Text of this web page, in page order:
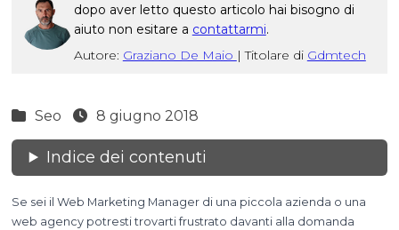
dopo aver letto questo articolo hai bisogno di
aiuto non esitare a contattarmi.
Autore: Graziano De Maio | Titolare di Gdmtech
Seo 8 giugno 2018
Indice dei contenuti
Se sei il Web Marketing Manager di una piccola azienda o una
web agency potresti trovarti frustrato davanti alla domanda